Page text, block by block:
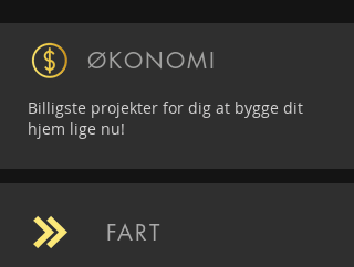
ØKONOMI
Billigste projekter for dig at bygge dit
hjem lige nu!
FART